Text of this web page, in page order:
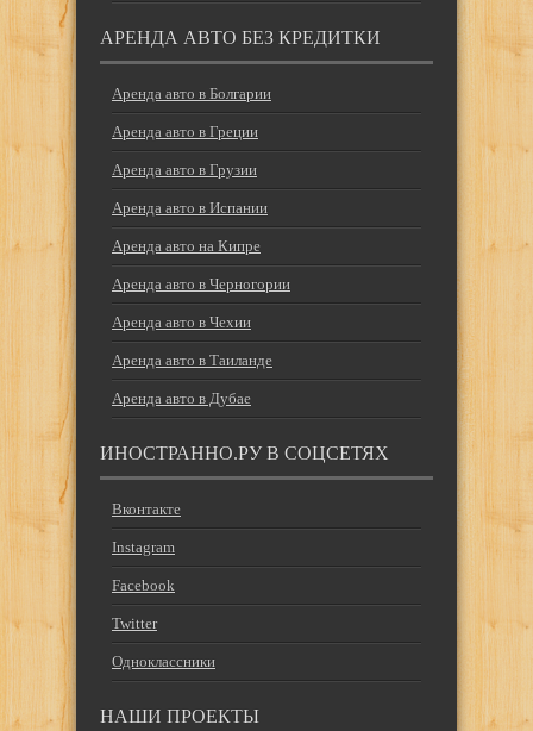
АРЕНДА АВТО БЕЗ КРЕДИТКИ
Аренда авто в Болгарии
Аренда авто в Греции
Аренда авто в Грузии
Аренда авто в Испании
Аренда авто на Кипре
Аренда авто в Черногории
Аренда авто в Чехии
Аренда авто в Таиланде
Аренда авто в Дубае
ИНОСТРАННО.РУ В СОЦСЕТЯХ
Вконтакте
Instagram
Facebook
Twitter
Одноклассники
НАШИ ПРОЕКТЫ